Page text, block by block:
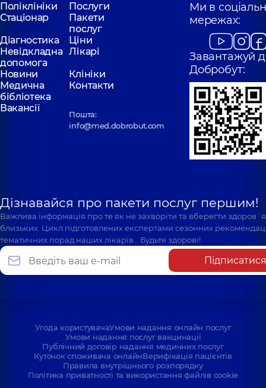
Поліклініки
Послуги
Стаціонар
Пакети
послуг
Діагностика
Ціни
Невідкладна
допомога
Лікарі
Новини
Клініки
Медична
бібліотека
Контакти
Вакансії
Пошта:
info@med.dobrobut.com
Ми в
мережах:
Завантажуй
Добробут:
Дізнавайся про пакети послуг першим!
Важлива інформація про те як не захворіти та вберегти
близьких. Цикл підготовлених експертами сезонних
тематичних порад наших лікарів… Будьте здорові!
Підписатися
Угода користувачаУмови надання онлайн послуг
Умови надання послуг вакцинації
Публічний договір надання медичних послуг
Куточок споживача онлайнВерифікація пацієнтів
Правила внутрішнього розпорядку
Політика приватності та використання файлів cookie